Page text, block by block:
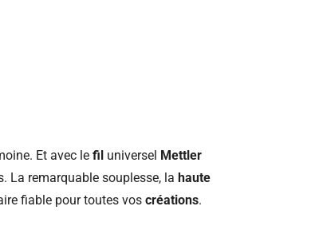
Et avec le fil universel Mettler
La remarquable souplesse, la haute
fiable pour toutes vos créations.